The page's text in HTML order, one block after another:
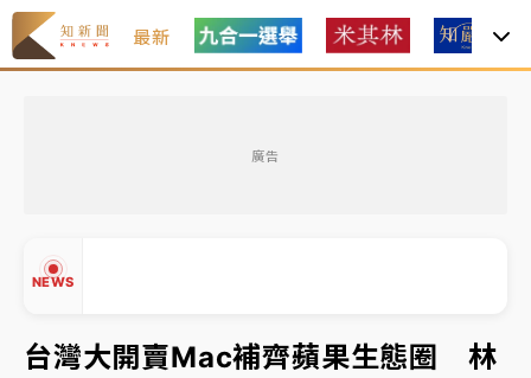
最新
廣告
NEWS
中信慈善基金會想增加董事人數！辜仲諒向法院聲請遭
駁 理由曝光
故宮《龍藏經》特展第2檔！今線上預約開賣一度塞車
周六起展出延長至晚上7時
台灣大開賣Mac補齊蘋果生態圈 林